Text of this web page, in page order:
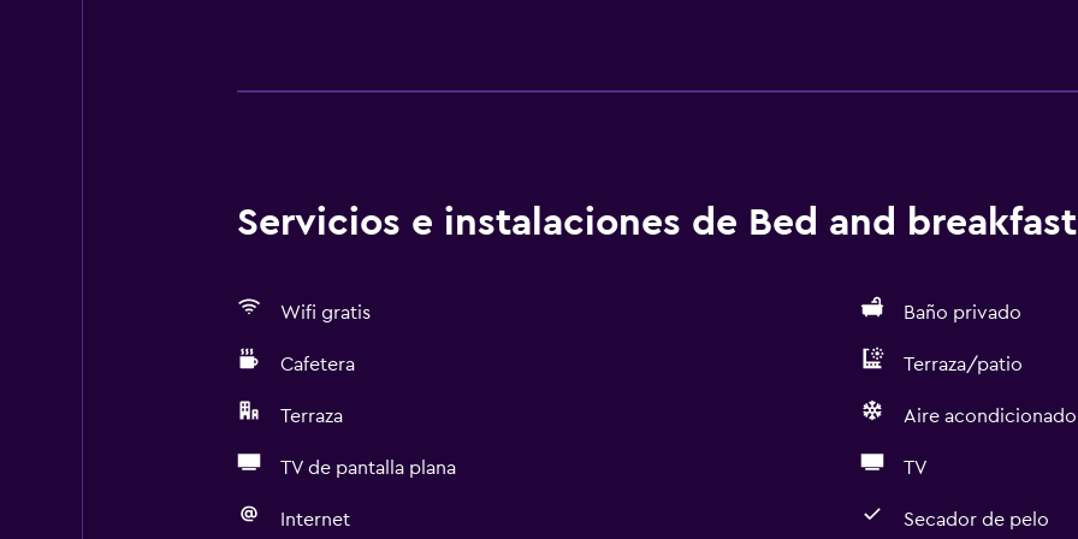
Servicios e instalaciones de Bed and breakfast
Wifi gratis Baño privado
Cafetera Terraza/patio
Terraza Aire acondicionado
TV de pantalla plana TV
Internet Secador de pelo